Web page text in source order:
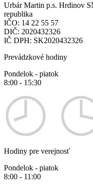
Urbár Martin p.s. Hrdinov
republika
IČO: 14 22 55 57
DIČ: 2020432326
IČ DPH: SK2020432326
Prevádzkové hodiny
Pondelok - piatok
8:00 - 15:30
Hodiny pre verejnosť
Pondelok - piatok
8:00 - 11:00